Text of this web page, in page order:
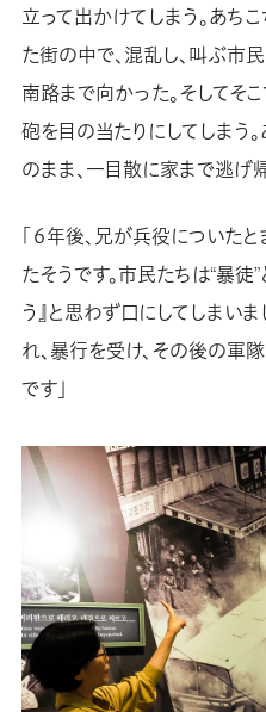
立って出かけてしまう。あち
た街の中で、混乱し、叫ぶ市
南路まで向かった。そしてそ
砲を目の当たりにしてしまう
のまま、一目散に家まで逃げ
「６年後、兄が兵役についた
たそうです。市民たちは“暴徒
う』と思わず口にしてしまい
れ、暴行を受け、その後の軍
です」